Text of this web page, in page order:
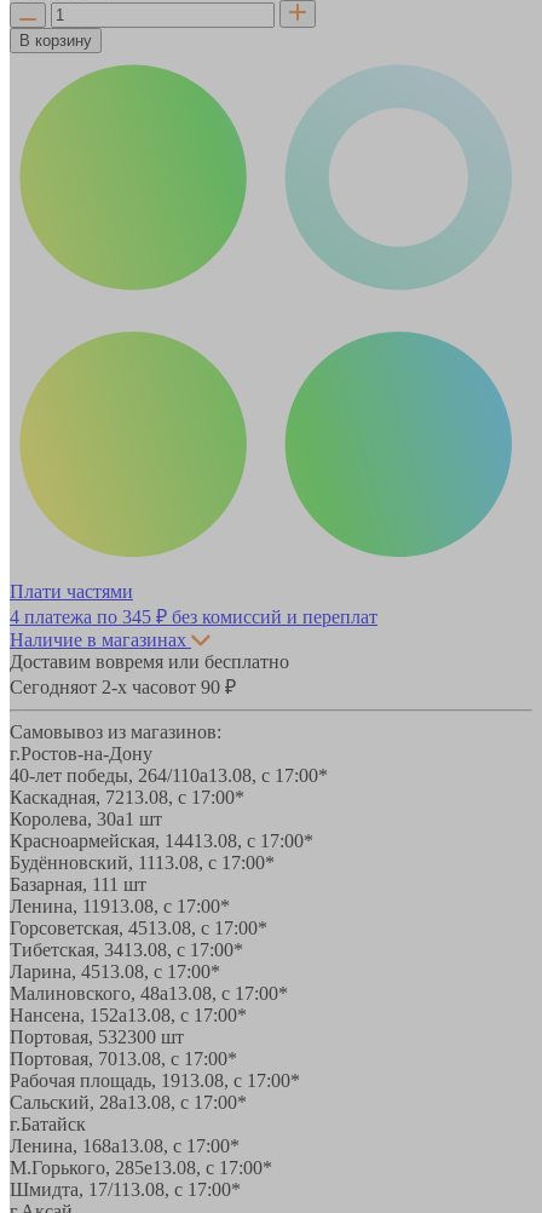
В корзину
Плати частями
4 платежа по 345 ₽ без комиссий и переплат
Наличие в магазинах
Доставим вовремя или бесплатно
Сегодняот 2-х часовот 90 ₽
Самовывоз из магазинов:
г.Ростов-на-Дону
40-лет победы, 264/110а13.08, с 17:00*
Каскадная, 7213.08, с 17:00*
Королева, 30а1 шт
Красноармейская, 14413.08, с 17:00*
Будённовский, 1113.08, с 17:00*
Базарная, 111 шт
Ленина, 11913.08, с 17:00*
Горсоветская, 4513.08, с 17:00*
Тибетская, 3413.08, с 17:00*
Ларина, 4513.08, с 17:00*
Малиновского, 48а13.08, с 17:00*
Нансена, 152а13.08, с 17:00*
Портовая, 532300 шт
Портовая, 7013.08, с 17:00*
Рабочая площадь, 1913.08, с 17:00*
Сальский, 28a13.08, с 17:00*
г.Батайск
Ленина, 168а13.08, с 17:00*
М.Горького, 285е13.08, с 17:00*
Шмидта, 17/113.08, с 17:00*